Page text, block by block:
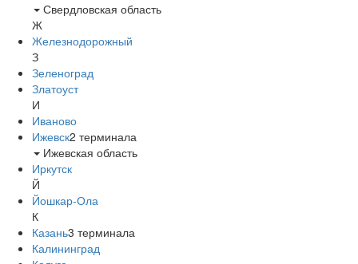
Свердловская область
Ж
Железнодорожный
З
Зеленоград
Златоуст
И
Иваново
Ижевск2 терминала
Ижевская область
Иркутск
Й
Йошкар-Ола
К
Казань3 терминала
Калининград